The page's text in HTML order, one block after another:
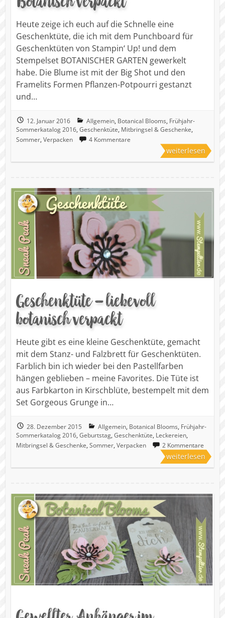
Heute zeige ich euch auf die Schnelle eine
Geschenktüte, die ich mit dem Punchboard für
Geschenktüten von Stampin‘ Up! und dem
Stempelset BOTANISCHER GARTEN gewerkelt
habe. Die Blume ist mit der Big Shot und den
Framelits Formen Pflanzen-Potpourri gestanzt
und…
12. Januar 2016 Allgemein, Botanical Blooms, Frühjahr-
Sommerkatalog 2016, Geschenktüte, Mitbringsel & Geschenke,
Sommer, Verpacken 4 Kommentare
weiterlesen
Geschenktüte – liebevoll
botanisch verpackt
Heute gibt es eine kleine Geschenktüte, gemacht
mit dem Stanz- und Falzbrett für Geschenktüten.
Farblich bin ich wieder bei den Pastellfarben
hängen geblieben – meine Favorites. Die Tüte ist
aus Farbkarton in Kirschblüte, bestempelt mit dem
Set Gorgeous Grunge in…
28. Dezember 2015 Allgemein, Botanical Blooms, Frühjahr-
Sommerkatalog 2016, Geburtstag, Geschenktüte, Leckereien,
Mitbringsel & Geschenke, Sommer, Verpacken 2 Kommentare
weiterlesen